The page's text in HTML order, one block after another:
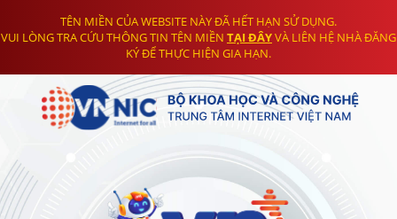
TÊN MIỀN CỦA WEBSITE NÀY ĐÃ HẾT HẠN SỬ DỤNG.
VUI LÒNG TRA CỨU THÔNG TIN TÊN MIỀN TẠI ĐÂYVÀ LIÊN HỆ NHÀ ĐĂNG
KÝ ĐỂ THỰC HIỆN GIA HẠN.